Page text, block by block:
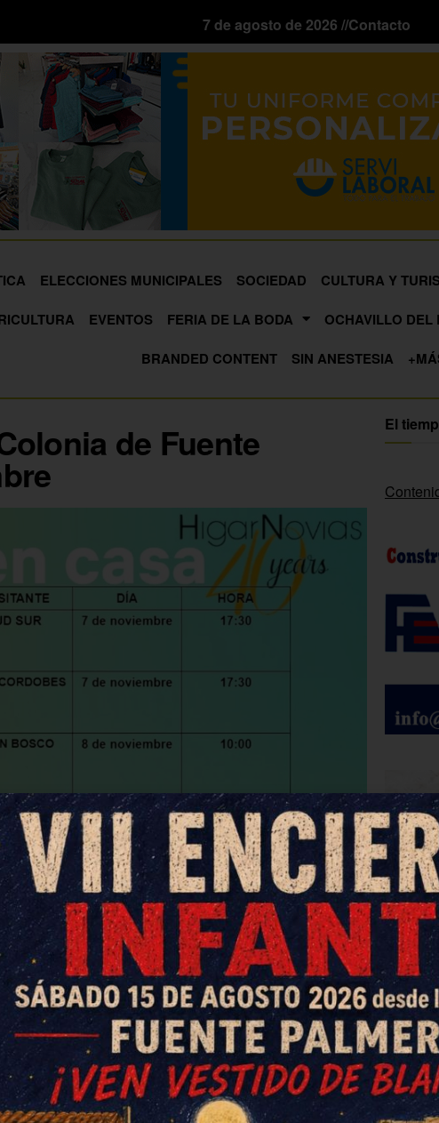
7 de agosto de 2026 //Contacto
ELECCIONES MUNICIPALES SOCIEDAD CULTURA Y
EVENTOS FERIA DE LA BODA OCHAVILLO DEL
BRANDED CONTENT
SIN ANESTESIA
de Fuente El